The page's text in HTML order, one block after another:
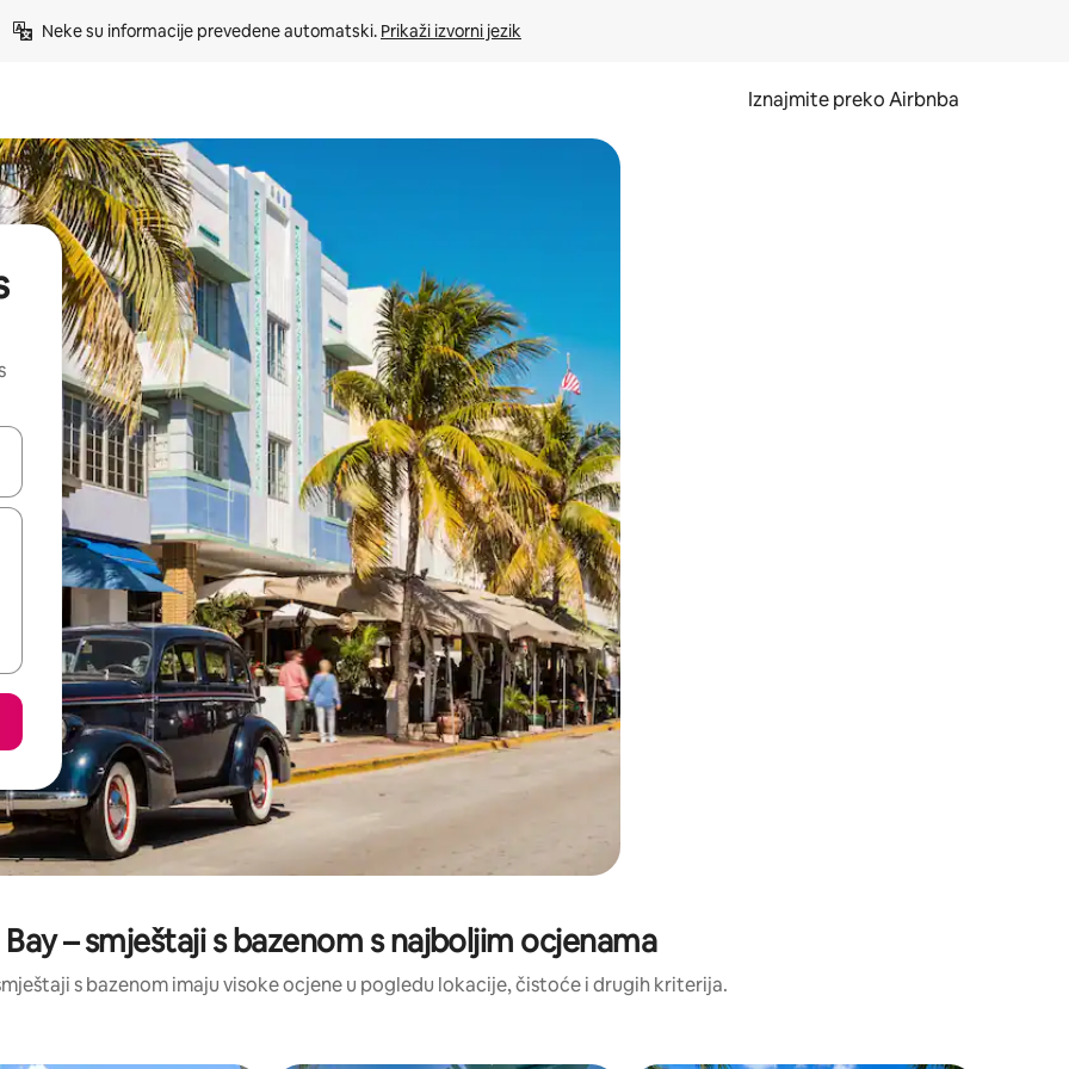
Neke su informacije prevedene automatski. Prikaži izvorni jezik
Iznajmite preko Airbnba
koristeći se strelicama prema gore i prema dolje, kao i dodirom ili prelaskom prstom po zaslonu.
– smještaji s bazenom s najboljim ocjenama
s bazenom imaju visoke ocjene u pogledu lokacije, čistoće i drugih kriterija.